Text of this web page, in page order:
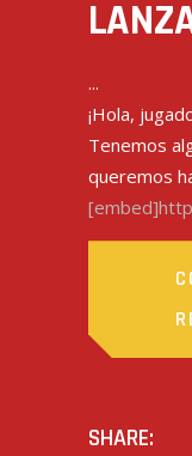
¡Hola,
Tenemos
queremos
SHARE: